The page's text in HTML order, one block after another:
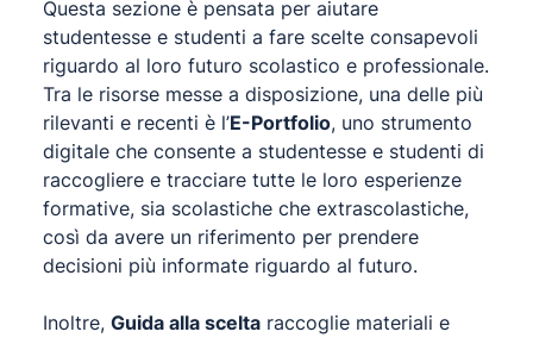
Questa sezione è pensata per aiutare
studentesse e studenti a fare scelte consapevoli
riguardo al loro futuro scolastico e professionale.
Tra le risorse messe a disposizione, una delle più
rilevanti e recenti è l’E-Portfolio, uno strumento
digitale che consente a studentesse e studenti di
raccogliere e tracciare tutte le loro esperienze
formative, sia scolastiche che extrascolastiche,
così da avere un riferimento per prendere
decisioni più informate riguardo al futuro.
Inoltre, Guida alla scelta raccoglie materiali e